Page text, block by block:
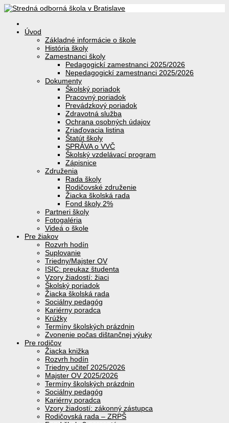
Úvod
Základné informácie o škole
História školy
Zamestnanci školy
Pedagogickí zamestnanci 2025/2026
Nepedagogickí zamestnanci 2025/2026
Dokumenty
Školský poriadok
Pracovný poriadok
Prevádzkový poriadok
Zdravotná služba
Ochrana osobných údajov
Zriaďovacia listina
Štatút školy
SPRÁVA o VVČ
Školský vzdelávací program
Zápisnice
Združenia
Rada školy
Rodičovské združenie
Žiacka školská rada
Fond školy 2%
Partneri školy
Fotogaléria
Videá o škole
Pre žiakov
Rozvrh hodín
Suplovanie
Triedny/Majster OV
ISIC: preukaz študenta
Vzory žiadostí: žiaci
Školský poriadok
Žiacka školská rada
Sociálny pedagóg
Kariérny poradca
Krúžky
Termíny školských prázdnin
Zvonenie počas dištančnej výuky
Pre rodičov
Žiacka knižka
Rozvrh hodín
Triedny učiteľ 2025/2026
Majster OV 2025/2026
Termíny školských prázdnin
Sociálny pedagóg
Kariérny poradca
Vzory žiadostí: zákonný zástupca
Rodičovská rada – ZRPŠ